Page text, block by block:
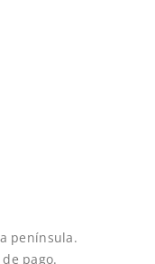
península.
pago.